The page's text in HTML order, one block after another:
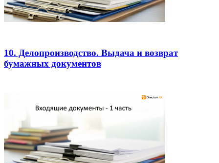
10. Делопроизводство. Выдача и возврат
бумажных документов